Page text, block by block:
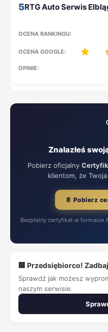
5
Znalazłeś
Pobierz oficjalny
klientom, że
📄 Pobierz
Bezpłatny certyfikat w
🏢 Przedsiębiorco!
Sprawdź jak możesz
naszym serwisie.